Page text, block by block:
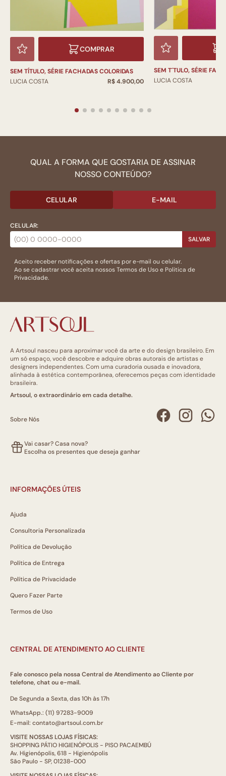
COMPRAR
SEM TÍTULO, SÉRIE FACHADAS COLORIDAS
LUCIA COSTA
R$ 4.900,00
SEM T´TULO, SÉRIE
LUCIA COSTA
QUAL A FORMA QUE GOSTARIA DE ASSINAR
NOSSO CONTEÚDO?
CELULAR E-MAIL
CELULAR:
SALVAR
Aceito receber notificações e ofertas por e-mail ou celular.
Ao se cadastrar você aceita nossosTermos de Usoe Politica de
Privacidade.
A Artsoul nasceu para aproximar você da arte e do design brasileiro. Em
um só espaço, você descobre e adquire obras autorais de artistas e
designers independentes. Com uma curadoria ousada e inovadora,
alinhada à estética contemporânea, oferecemos peças com identidade
brasileira.
Artsoul, o extraordinário em cada detalhe.
Sobre Nós
Vai casar? Casa nova?
Escolha os presentes que deseja ganhar
INFORMAÇÕES ÚTEIS
Ajuda
Consultoria Personalizada
Política de Devolução
Política de Entrega
Política de Privacidade
Quero Fazer Parte
Termos de Uso
CENTRAL DE ATENDIMENTO AO CLIENTE
Fale conosco pela nossa Central de Atendimento ao Cliente por
telefone, chat ou e-mail.
De Segunda a Sexta, das 10h às 17h
WhatsApp.: (11) 97283-9009
E-mail: contato@artsoul.com.br
VISITE NOSSAS LOJAS FÍSICAS:
SHOPPING PÁTIO HIGIENÓPOLIS - PISO PACAEMBÚ
Av. Higienópolis, 618 - Higienópolis
São Paulo - SP, 01238-000